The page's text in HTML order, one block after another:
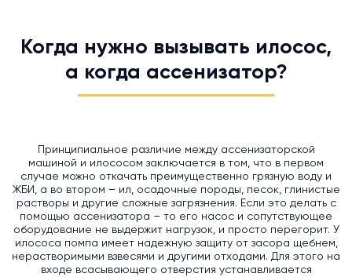
Когда нужно вызывать илосос,
а когда ассенизатор?
Принципиальное различие между ассенизаторской
машиной и илососом заключается в том, что в первом
случае можно откачать преимущественно грязную воду и
ЖБИ, а во втором – ил, осадочные породы, песок, глинистые
растворы и другие сложные загрязнения. Если это делать с
помощью ассенизатора – то его насос и сопутствующее
оборудование не выдержит нагрузок, и просто перегорит. У
илососа помпа имеет надежную защиту от засора щебнем,
нерастворимыми взвесями и другими отходами. Для этого на
входе всасывающего отверстия устанавливается